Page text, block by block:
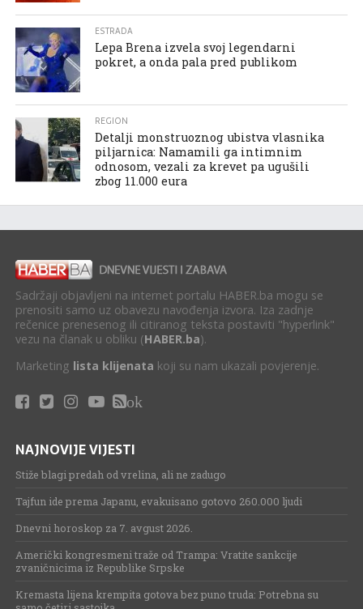
ESTRADA
Lepa Brena izvela svoj legendarni
pokret, a onda pala pred publikom
REGION
Detalji monstruoznog ubistva vlasnika
piljarnica: Namamili ga intimnim
odnosom, vezali za krevet pa ugušili
zbog 11.000 eura
Sadržaji objavljeni na internet portalu HABER.ba mogu se
prenositi samo uz obavezu navođenja izvora. Iza zadnje
rečenice prenesenog ili citiranog teksta postaviti "hyperlink"
vezu na članak u obliku (HABER.ba).
Marketing lista klijenata koji su nam ukazali povjerenje.
ok
NAJNOVIJE VIJESTI
Stiže blagi predah od vrelina, ali ne zadugo
Tajfun ide prema Japanu, evakuisano gotovo 260.000 ljudi
Dnevni horoskop za 7. avgust 2026.
Američki kongresmeni traže od Trampa: Vratite sankcije
zvaničnicima iz Republike Srpske
Kremasta lijena krempita gotova bez puno truda: Potrebna su